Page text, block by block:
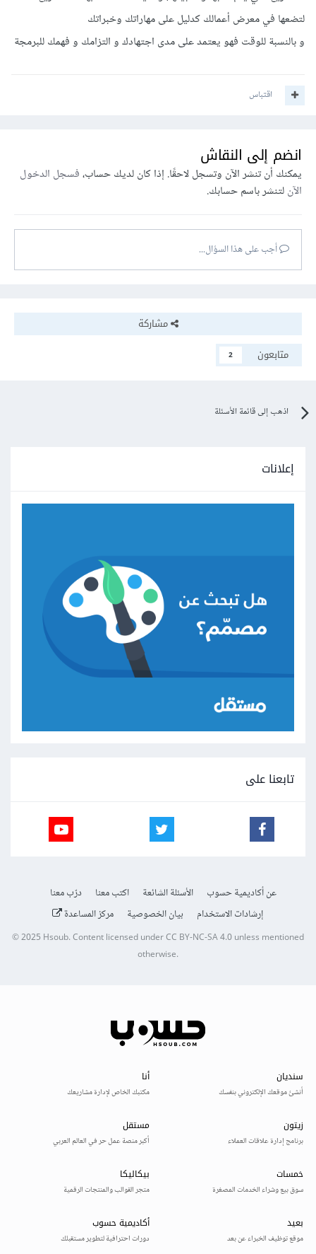
لتضعها في معرض أعمالك كدليل على مهاراتك وخبراتك
و بالنسبة للوقت فهو يعتمد على مدى اجتهادك و التزامك و فهمك للبرمجة
اقتباس
انضم إلى النقاش
يمكنك أن تنشر الآن وتسجل لاحقًا. إذا كان لديك حساب،فسجل الدخول
الآنلتنشر باسم حسابك.
أجب على هذا السؤال...
مشاركة
متابعون
2
اذهب إلى قائمة الأسئلة
إعلانات
تابعنا على
عن أكاديمية حسوب الأسئلة الشائعة اكتب معنا
درّب معنا
إرشادات الاستخدام
بيان الخصوصية مركز المساعدة
© 2025Hsoub.Content licensed underCC BY-NC-SA 4.0unless mentioned
otherwise.